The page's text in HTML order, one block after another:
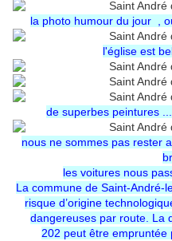
la photo humour du jour ,
l'église est
de superbes peintures
nous ne sommes pas
les voitures nous
La commune de Saint-André-
risque d’origine
dangereuses par route. La
202 peut être empruntée